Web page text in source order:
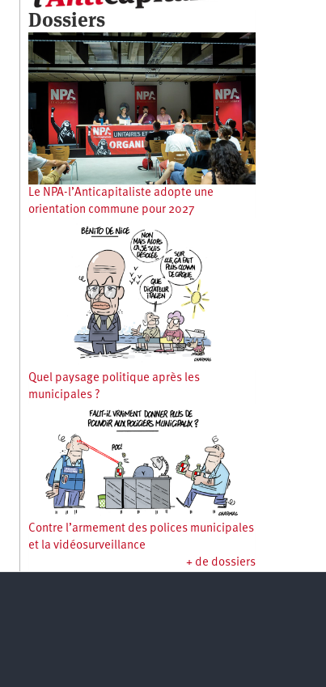
Dossiers
Le NPA-l’Anticapitaliste adopte une
orientation commune pour 2027
Quel paysage politique après les
municipales ?
Contre l’armement des polices municipales
et la vidéosurveillance
+ de dossiers